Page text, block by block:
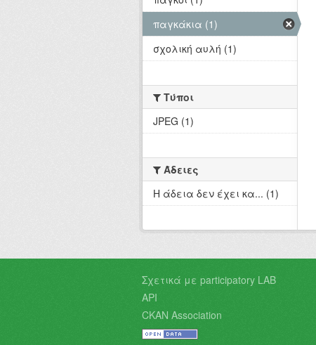
παγκάκια (1)
σχολική αυλή (1)
Τύποι
JPEG (1)
Άδειες
Η άδεια δεν έχει κα... (1)
Σχετικά με participatory LAB
API
CKAN Association